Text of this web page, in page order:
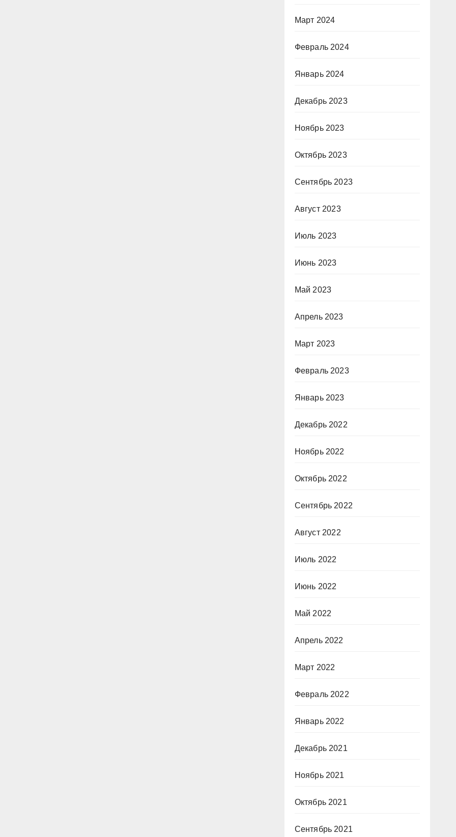
Март 2024
Февраль 2024
Январь 2024
Декабрь 2023
Ноябрь 2023
Октябрь 2023
Сентябрь 2023
Август 2023
Июль 2023
Июнь 2023
Май 2023
Апрель 2023
Март 2023
Февраль 2023
Январь 2023
Декабрь 2022
Ноябрь 2022
Октябрь 2022
Сентябрь 2022
Август 2022
Июль 2022
Июнь 2022
Май 2022
Апрель 2022
Март 2022
Февраль 2022
Январь 2022
Декабрь 2021
Ноябрь 2021
Октябрь 2021
Сентябрь 2021